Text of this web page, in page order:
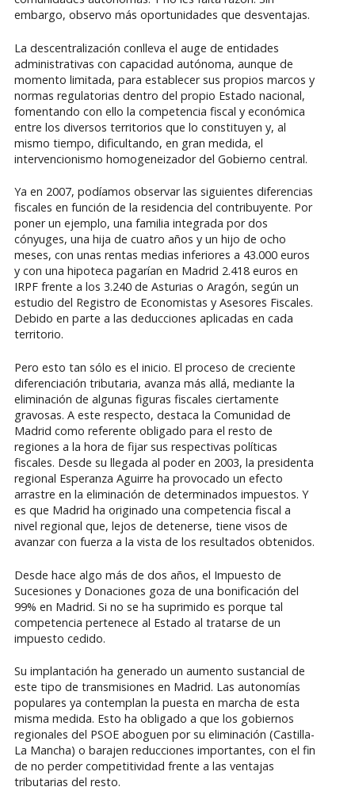
embargo, observo más oportunidades que desventajas.
La descentralización conlleva el auge de entidades
administrativas con capacidad autónoma, aunque de
momento limitada, para establecer sus propios marcos y
normas regulatorias dentro del propio Estado nacional,
fomentando con ello la competencia fiscal y económica
entre los diversos territorios que lo constituyen y, al
mismo tiempo, dificultando, en gran medida, el
intervencionismo homogeneizador del Gobierno central.
Ya en 2007, podíamos observar las siguientes diferencias
fiscales en función de la residencia del contribuyente. Por
poner un ejemplo, una familia integrada por dos
cónyuges, una hija de cuatro años y un hijo de ocho
meses, con unas rentas medias inferiores a 43.000 euros
y con una hipoteca pagarían en Madrid 2.418 euros en
IRPF frente a los 3.240 de Asturias o Aragón, según un
estudio del Registro de Economistas y Asesores Fiscales.
Debido en parte a las deducciones aplicadas en cada
territorio.
Pero esto tan sólo es el inicio. El proceso de creciente
diferenciación tributaria, avanza más allá, mediante la
eliminación de algunas figuras fiscales ciertamente
gravosas. A este respecto, destaca la Comunidad de
Madrid como referente obligado para el resto de
regiones a la hora de fijar sus respectivas políticas
fiscales. Desde su llegada al poder en 2003, la presidenta
regional Esperanza Aguirre ha provocado un efecto
arrastre en la eliminación de determinados impuestos. Y
es que Madrid ha originado una competencia fiscal a
nivel regional que, lejos de detenerse, tiene visos de
avanzar con fuerza a la vista de los resultados obtenidos.
Desde hace algo más de dos años, el Impuesto de
Sucesiones y Donaciones goza de una bonificación del
99% en Madrid. Si no se ha suprimido es porque tal
competencia pertenece al Estado al tratarse de un
impuesto cedido.
Su implantación ha generado un aumento sustancial de
este tipo de transmisiones en Madrid. Las autonomías
populares ya contemplan la puesta en marcha de esta
misma medida. Esto ha obligado a que los gobiernos
regionales del PSOE aboguen por su eliminación (Castilla-
La Mancha) o barajen reducciones importantes, con el fin
de no perder competitividad frente a las ventajas
tributarias del resto.